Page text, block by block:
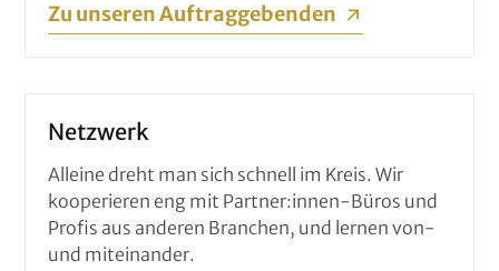
Zu unseren Auftraggebenden
Netzwerk
Alleine dreht man sich schnell im Kreis. Wir
kooperieren eng mit Partner:innen-Büros und
Profis aus anderen Branchen, und lernen von-
und miteinander.